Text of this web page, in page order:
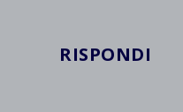
RISPONDI